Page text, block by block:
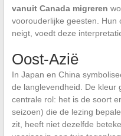
vanuit Canada migreren
voorouderlijke geesten. Hun
neigt, voedt deze
Oost-Azië
In Japan en China
de langlevendheid. De kleur
centrale rol: het is de soort
seizoen) die de lezing
zit, heeft niet dezelfde